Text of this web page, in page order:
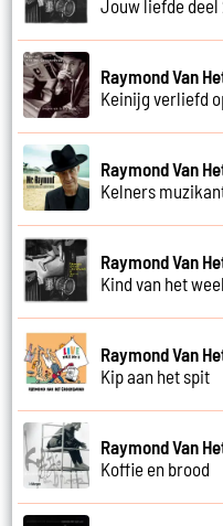
Jouw liefde deel
Raymond Van
Keinijg verliefd
Raymond Van
Kelners
Raymond Van
Kind van het
Raymond Van
Kip aan het spit
Raymond Van
Koffie en brood